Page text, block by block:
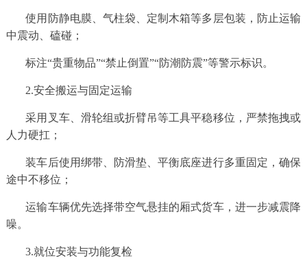
使用防静电膜、气柱袋、定制木箱等多层包装，防止运输
中震动、磕碰；
标注“贵重物品”“禁止倒置”“防潮防震”等警示标识。
2.安全搬运与固定运输
采用叉车、滑轮组或折臂吊等工具平稳移位，严禁拖拽或
人力硬扛；
装车后使用绑带、防滑垫、平衡底座进行多重固定，确保
途中不移位；
运输车辆优先选择带空气悬挂的厢式货车，进一步减震降
噪。
3.就位安装与功能复检